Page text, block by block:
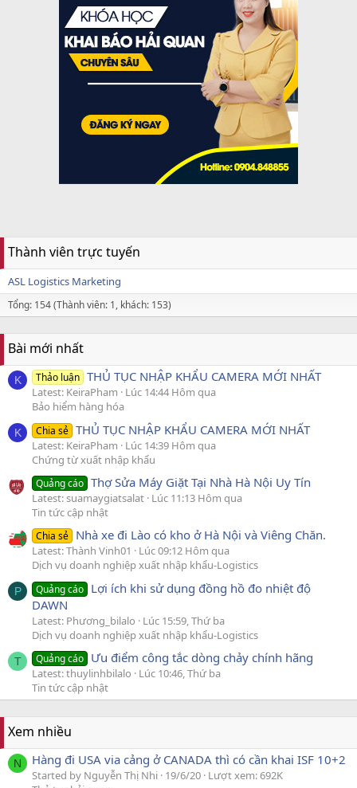
Thành viên trực tuyến
ASL Logistics Marketing
Tổng: 154 (Thành viên: 1, khách: 153)
Bài mới nhất
K Thảo luận THỦ TỤC NHẬP KHẨU CAMERA MỚI NHẤT
Latest: KeiraPham
Lúc 14:44 Hôm qua
Bảo hiểm hàng hóa
K Chia sẻ THỦ TỤC NHẬP KHẨU CAMERA MỚI NHẤT
Latest: KeiraPham
Lúc 14:39 Hôm qua
Chứng từ xuất nhập khẩu
Quảng cáo Thợ Sửa Máy Giặt Tại Nhà Hà Nội Uy Tín
Latest: suamaygiatsalat Lúc 11:13 Hôm qua
Tin tức cập nhật
Chia sẻ Nhà xe đi Lào có kho ở Hà Nội và Viêng Chăn.
Latest: Thành Vinh01
Lúc 09:12 Hôm qua
Dịch vụ doanh nghiệp xuất nhập khẩu-Logistics
P Quảng cáo Lợi ích khi sử dụng đồng hồ đo nhiệt độ
DAWN
Latest: Phương_bilalo
Lúc 15:59, Thứ ba
Dịch vụ doanh nghiệp xuất nhập khẩu-Logistics
T Quảng cáo Ưu điểm công tắc dòng chảy chính hãng
Latest: thuylinhbilalo
Lúc 10:46, Thứ ba
Tin tức cập nhật
Xem nhiều
N Hàng đi USA via cảng ở CANADA thì có cần khai ISF 10+2
Started by Nguyễn Thị Nhi 19/6/20 Lượt xem: 692K